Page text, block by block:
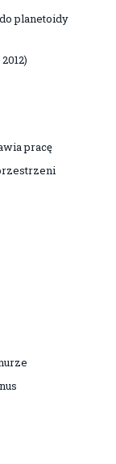
planetoidy
pracę